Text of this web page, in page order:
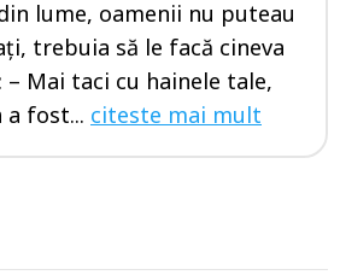
lume, oamenii nu puteau
trebuia să le facă cineva
– Mai taci cu hainele tale,
a fost... citeste mai mult